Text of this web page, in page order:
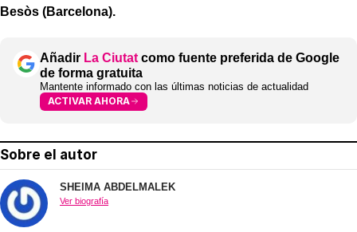
Besòs (Barcelona).
Añadir La Ciutat como fuente preferida de Google
de forma gratuita
Mantente informado con las últimas noticias de actualidad
ACTIVAR AHORA
Sobre el autor
SHEIMA ABDELMALEK
Ver biografía